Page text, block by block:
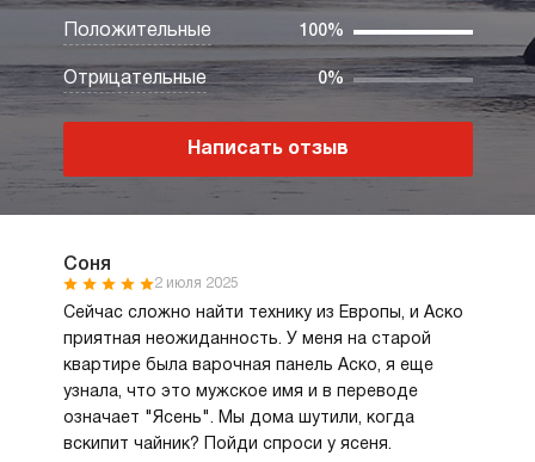
Положительные 100%
Отрицательные 0%
Написать отзыв
Соня
2 июля 2025
Сейчас сложно найти технику из Европы, и Аско
приятная неожиданность. У меня на старой
квартире была варочная панель Аско, я еще
узнала, что это мужское имя и в переводе
означает "Ясень". Мы дома шутили, когда
вскипит чайник? Пойди спроси у ясеня.